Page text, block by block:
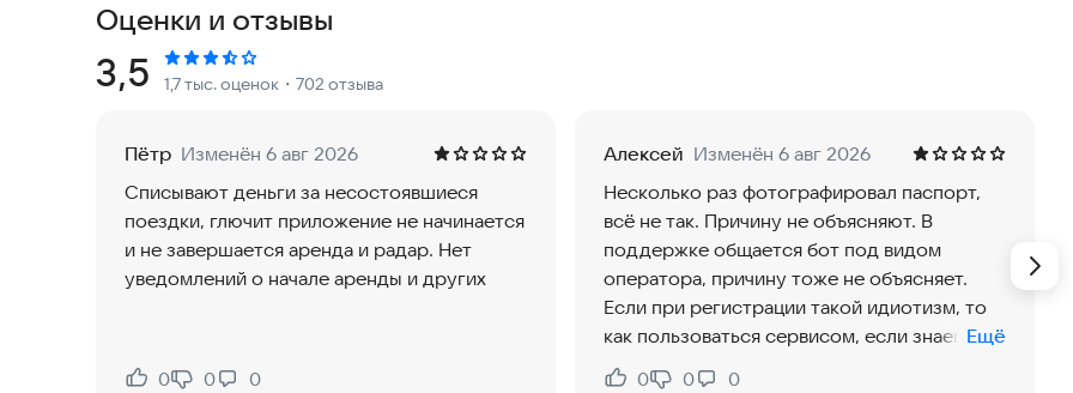
• Автотрейд — покупка проверенных машин с пробегом.
• Для бизнеса — корпоративный каршеринг и аренда Надолго.
• ОСАГО, шиномонтаж и обслуживание уже включены.
• Каско, Суперкаско и Турбокаско — для тех, кому важны спокойствие и безопасность за рулём.
• Выгодная программа лояльности: кешбэка до 10% и оплата бонусами до 99% поездки.
• Поддержка 24/7 в чате и по телефону — мы всегда на связи.
Оценки и отзывы
Рейтинг:
3,5 1,7 тыс. оценок ・702 отзыва
Пётр Изменён 6 авг 2026
Списывают деньги за несостоявшиеся
поездки, глючит приложение не начинается
и не завершается аренда и радар. Нет
уведомлений о начале аренды и других
0 0 0
Алексей Изменён 6 авг 2026
Несколько раз фотографировал паспорт,
всё не так. Причину не объясняют. В
поддержке общается бот под видом
оператора, причину тоже не объясняет.
Если при регистрации такой идиотизм, то
как пользоваться сервисом, если знаешь,
что в случае проблем никто не поможет?
Ещё
0 0 0